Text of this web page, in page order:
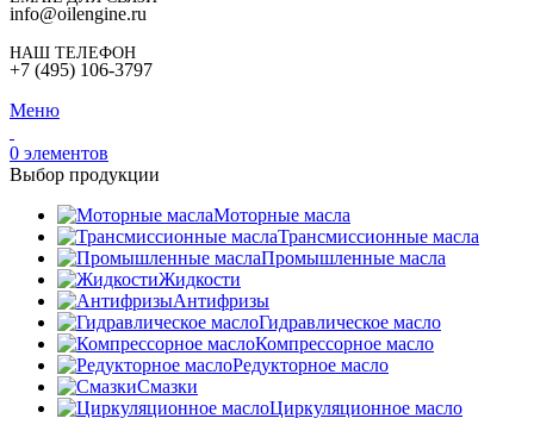
info@oilengine.ru
НАШ ТЕЛЕФОН
+7 (495) 106-3797
Меню
0 элементов
Выбор продукции
Моторные масла
Трансмиссионные масла
Промышленные масла
Жидкости
Антифризы
Гидравлическое масло
Компрессорное масло
Редукторное масло
Смазки
Циркуляционное масло